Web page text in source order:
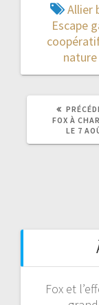
Allier
Escape
nature
FOX À
LE 7
Fox et